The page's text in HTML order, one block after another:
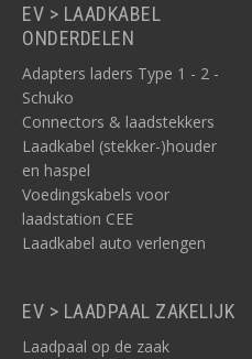
EV > LAADKABEL
ONDERDELEN
Adapters laders Type 1 - 2 -
Schuko
Connectors & laadstekkers
Laadkabel (stekker-)houder
en haspel
Voedingskabels voor
laadstation CEE
Laadkabel auto verlengen
EV > LAADPAAL ZAKELIJK
Laadpaal op de zaak